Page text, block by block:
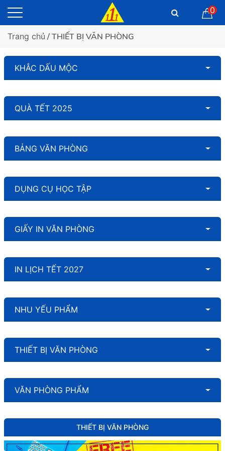
0
Trang chủ / THIẾT BỊ VĂN PHÒNG
KHẮC DẤU MỘC
QUÀ TẾT 2025
BẢNG VĂN PHÒNG
DỤNG CỤ HỌC TẬP
GIẤY IN VĂN PHÒNG
IN LỊCH TẾT 2027
NHU YẾU PHẨM
THIẾT BỊ VĂN PHÒNG
VĂN PHÒNG PHẨM
THIẾT BỊ VĂN PHÒNG